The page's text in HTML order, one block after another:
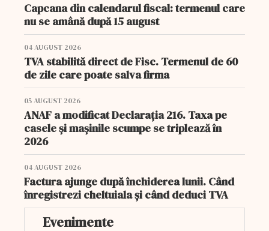
Capcana din calendarul fiscal: termenul care
nu se amână după 15 august
04 AUGUST 2026
TVA stabilită direct de Fisc. Termenul de 60
de zile care poate salva firma
05 AUGUST 2026
ANAF a modificat Declarația 216. Taxa pe
casele și mașinile scumpe se triplează în
2026
04 AUGUST 2026
Factura ajunge după închiderea lunii. Când
înregistrezi cheltuiala și când deduci TVA
Evenimente